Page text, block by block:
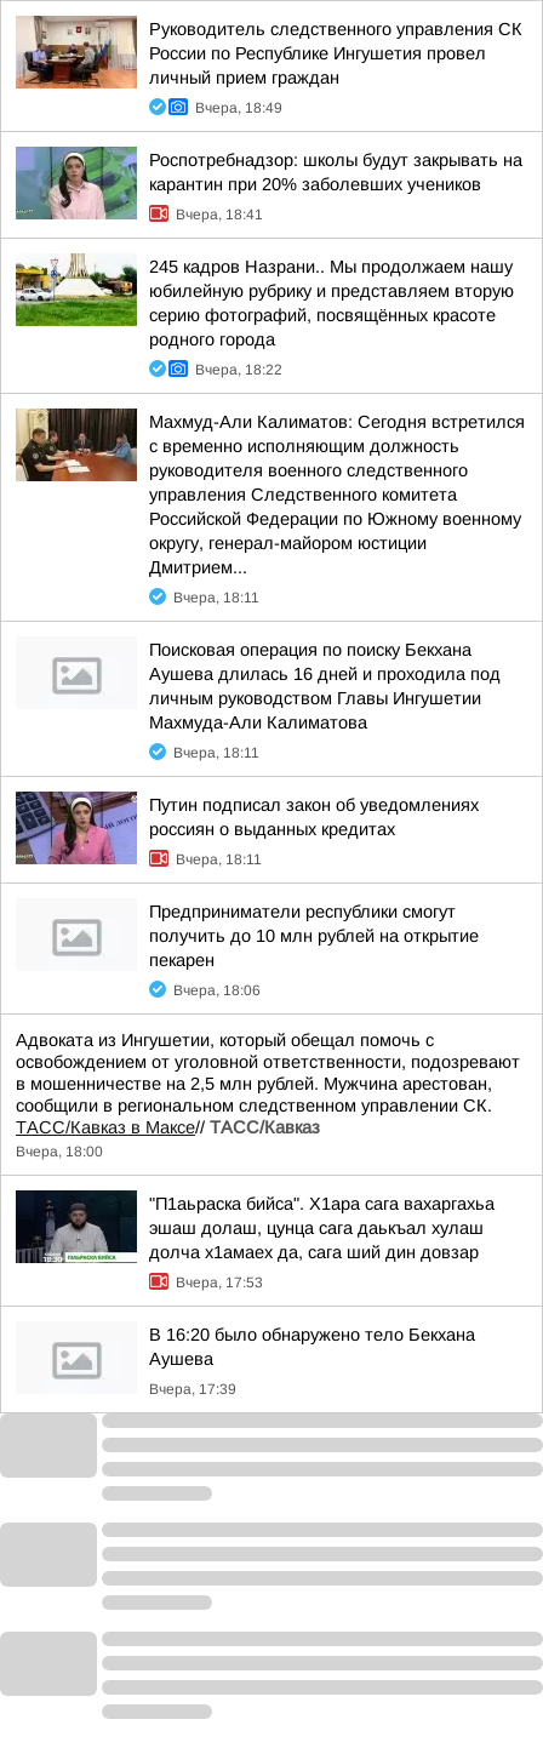
Руководитель следственного управления СК
России по Республике Ингушетия провел
личный прием граждан
Вчера, 18:49
Роспотребнадзор: школы будут закрывать на
карантин при 20% заболевших учеников
Вчера, 18:41
245 кадров Назрани.. Мы продолжаем нашу
юбилейную рубрику и представляем вторую
серию фотографий, посвящённых красоте
родного города
Вчера, 18:22
Махмуд-Али Калиматов: Сегодня встретился
с временно исполняющим должность
руководителя военного следственного
управления Следственного комитета
Российской Федерации по Южному военному
округу, генерал-майором юстиции
Дмитрием...
Вчера, 18:11
Поисковая операция по поиску Бекхана
Аушева длилась 16 дней и проходила под
личным руководством Главы Ингушетии
Махмуда-Али Калиматова
Вчера, 18:11
Путин подписал закон об уведомлениях
россиян о выданных кредитах
Вчера, 18:11
Предприниматели республики смогут
получить до 10 млн рублей на открытие
пекарен
Вчера, 18:06
Адвоката из Ингушетии, который обещал помочь с
освобождением от уголовной ответственности, подозревают
в мошенничестве на 2,5 млн рублей. Мужчина арестован,
сообщили в региональном следственном управлении СК.
ТАСС/Кавказ в Максе// ТАСС/Кавказ
Вчера, 18:00
"П1аьраска бийса". Х1ара сага вахаргахьа
эшаш долаш, цунца сага даькъал хулаш
долча х1амаех да, сага ший дин довзар
Вчера, 17:53
В 16:20 было обнаружено тело Бекхана
Аушева
Вчера, 17:39